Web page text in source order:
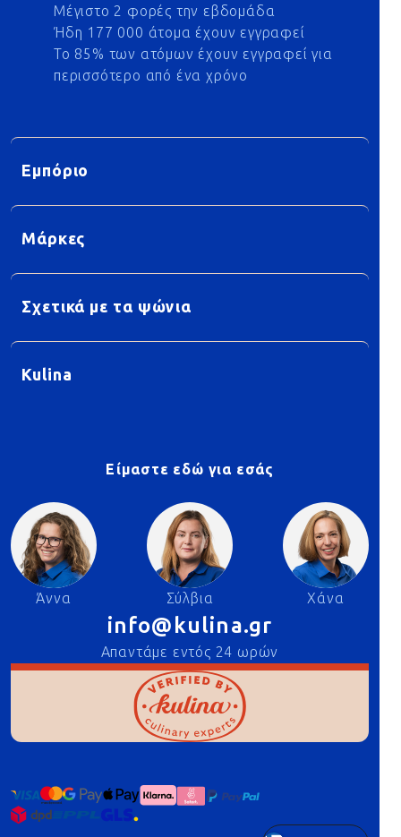
Μέγιστο 2 φορές την εβδομάδα
Ήδη 177 000 άτομα έχουν εγγραφεί
Το 85% των ατόμων έχουν εγγραφεί για
περισσότερο από ένα χρόνο
Εμπόριο
Μάρκες
Σχετικά με τα ψώνια
Kulina
Είμαστε εδώ για εσάς
Άννα Σύλβια Χάνα
info@kulina.gr
Απαντάμε εντός 24 ωρών